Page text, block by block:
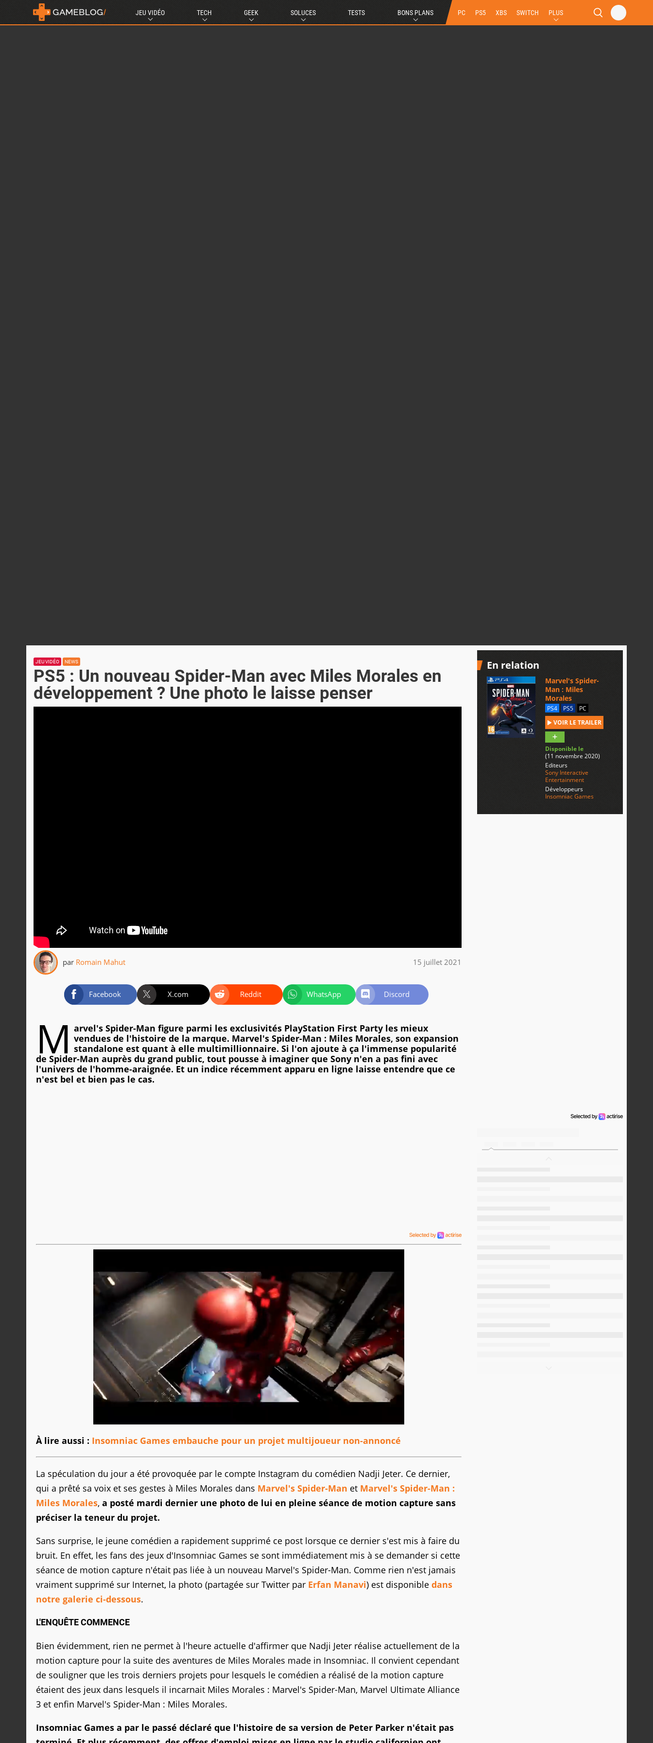
JEU VIDÉO TECH GEEK SOLUCES TESTS BONS PLANS PC PS5 XBS SWITCH PLUS
JEU VIDÉO NEWS
PS5 : Un nouveau Spider-Man avec Miles Morales en
développement ? Une photo le laisse penser
par Romain Mahut 15 juillet 2021
Facebook X.com Reddit WhatsApp Discord
M arvel's Spider-Man figure parmi les exclusivités PlayStation First Party les mieux
vendues de l'histoire de la marque. Marvel's Spider-Man : Miles Morales, son expansion
standalone est quant à elle multimillionnaire. Si l'on ajoute à ça l'immense popularité
de Spider-Man auprès du grand public, tout pousse à imaginer que Sony n'en a pas fini avec
l'univers de l'homme-araignée. Et un indice récemment apparu en ligne laisse entendre que ce
n'est bel et bien pas le cas.
À lire aussi : Insomniac Games embauche pour un projet multijoueur non-annoncé
La spéculation du jour a été provoquée par le compte Instagram du comédien Nadji Jeter. Ce dernier,
qui a prêté sa voix et ses gestes à Miles Morales dans Marvel's Spider-Man et Marvel's Spider-Man :
Miles Morales, a posté mardi dernier une photo de lui en pleine séance de motion capture sans
préciser la teneur du projet.
Sans surprise, le jeune comédien a rapidement supprimé ce post lorsque ce dernier s'est mis à faire du
bruit. En effet, les fans des jeux d'Insomniac Games se sont immédiatement mis à se demander si cette
séance de motion capture n'était pas liée à un nouveau Marvel's Spider-Man. Comme rien n'est jamais
vraiment supprimé sur Internet, la photo (partagée sur Twitter par Erfan Manavi) est disponible dans
notre galerie ci-dessous.
L'ENQUÊTE COMMENCE
Bien évidemment, rien ne permet à l'heure actuelle d'affirmer que Nadji Jeter réalise actuellement de la
motion capture pour la suite des aventures de Miles Morales made in Insomniac. Il convient cependant
de souligner que les trois derniers projets pour lesquels le comédien a réalisé de la motion capture
étaient des jeux dans lesquels il incarnait Miles Morales : Marvel's Spider-Man, Marvel Ultimate Alliance
3 et enfin Marvel's Spider-Man : Miles Morales.
Insomniac Games a par le passé déclaré que l'histoire de sa version de Peter Parker n'était pas
En relation
Marvel's Spider-
Man : Miles
Morales
PS4 PS5
PC
VOIR LE TRAILER
Disponible le
(11 novembre 2020)
Editeurs
Sony Interactive
Entertainment
Développeurs
Insomniac Games